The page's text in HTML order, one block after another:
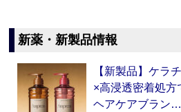
新薬・新製品情報
【新製品】ケラ
×高浸透密着処方
ヘアケアブラン…